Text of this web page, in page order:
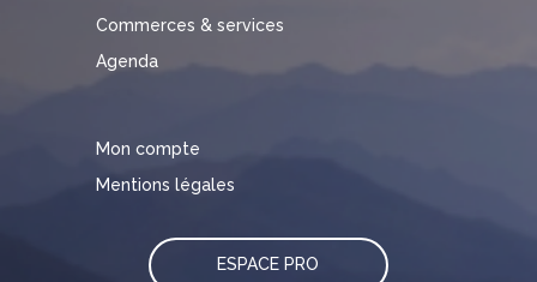
Commerces & services
Agenda
Mon compte
Mentions légales
ESPACE PRO